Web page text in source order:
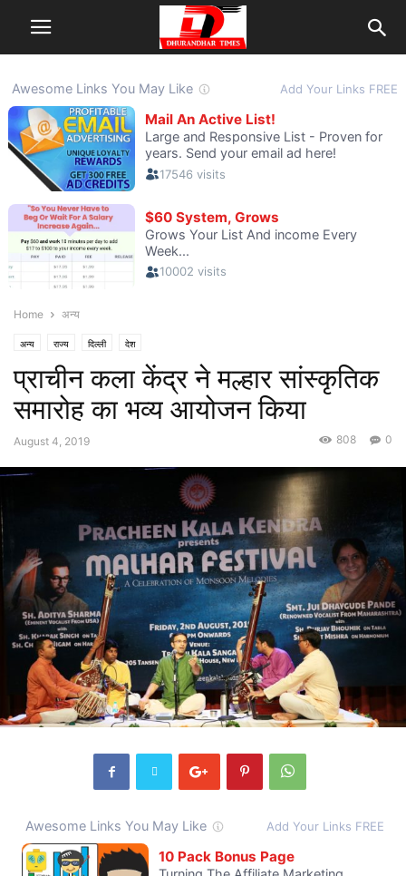
Home अन्य
अन्य राज्य दिल्ली देश
प्राचीन कला केंद्र ने मल्हार सांस्कृतिक
समारोह का भव्य आयोजन किया
August 4, 2019 0
808